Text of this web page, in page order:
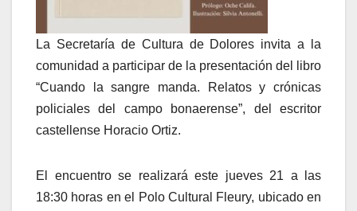
La Secretaría de Cultura de Dolores invita a la
comunidad a participar de la presentación del libro
“Cuando la sangre manda. Relatos y crónicas
policiales del campo bonaerense”, del escritor
castellense Horacio Ortiz.
El encuentro se realizará este jueves 21 a las
18:30 horas en el Polo Cultural Fleury, ubicado en